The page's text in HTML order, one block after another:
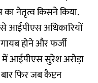
का नेतृत्व किसने किया.
आईपीएस अधिकारियों
होने और फर्जी
में आईपीएस सुरेश अरोड़ा
फिर जब कैप्टन